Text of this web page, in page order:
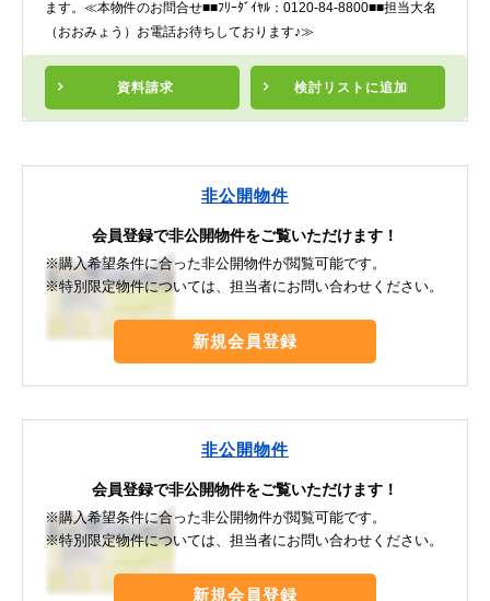
資料請求 検討リスト に追加
ます。≪本物件のお問合せ■■ﾌﾘｰﾀﾞｲﾔﾙ：0120-84-8800■■担当大名
（おおみょう）お電話お待ちしております♪≫
非公開物件
会員登録で非公開物件をご覧いただけます！
※購入希望条件に合った非公開物件が閲覧可能です。
※特別限定物件については、担当者にお問い合わせください。
新規会員登録
非公開物件
会員登録で非公開物件をご覧いただけます！
※購入希望条件に合った非公開物件が閲覧可能です。
※特別限定物件については、担当者にお問い合わせください。
新規会員登録